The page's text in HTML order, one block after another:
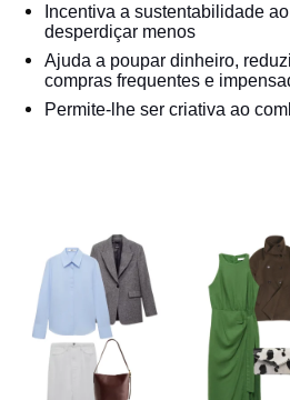
Incentiva a sustentabilidade
desperdiçar menos
Ajuda a poupar dinheiro,
compras frequentes e
Permite-lhe ser criativa ao